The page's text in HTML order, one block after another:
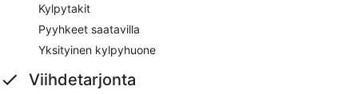
Kylpytakit
Pyyhkeet saatavilla
Yksityinen kylpyhuone
Viihdetarjonta